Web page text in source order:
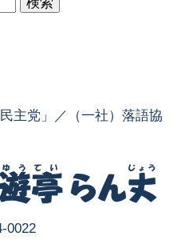
検索
主党」／（一社）落語協
0022